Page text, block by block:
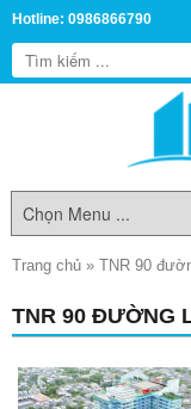
Hotline: 0986866790
Trang chủ » TNR 90
TNR 90 ĐƯỜNG